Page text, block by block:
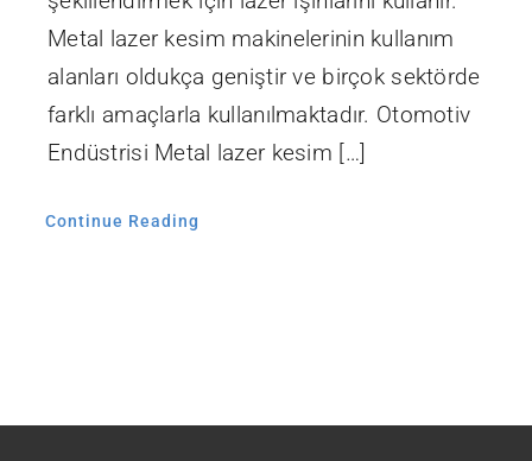
Metal lazer kesim makinelerinin kullanım
alanları oldukça geniştir ve birçok sektörde
farklı amaçlarla kullanılmaktadır. Otomotiv
Endüstrisi Metal lazer kesim […]
Continue Reading